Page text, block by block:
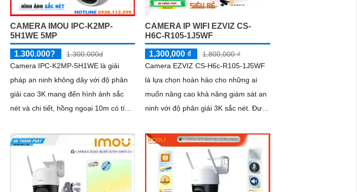
CAMERA IMOU IPC-K2MP-
5H1WE 5MP
1.300.000?
1.300.000d
Camera IPC-K2MP-5H1WE là giải
pháp an ninh không dây với độ phân
giải cao 3K mang đến hình ảnh sắc
nét và chi tiết, hồng ngoại 10m có tích
đêm có màu. Camera tích hợp kết nối
Wi-Fi 6 tiện lợi, hỗ trợ giám sát từ xa
qua điện thoại
CAMERA IP WIFI EZVIZ CS-
H6C-R105-1J5WF
1,300,000 ₫
1,800,000 ₫
Camera EZVIZ CS-H6c-R105-1J5WF
là lựa chọn hoàn hảo cho những ai
muốn nâng cao khả năng giám sát an
ninh với độ phân giải 3K sắc nét. Được
công nghệ WDR kỹ thuật số và giảm
nhiễu 3D, chiếc camera này giúp cải
thiện chất lượng hình ảnh trong mọi
điều kiện ánh sáng